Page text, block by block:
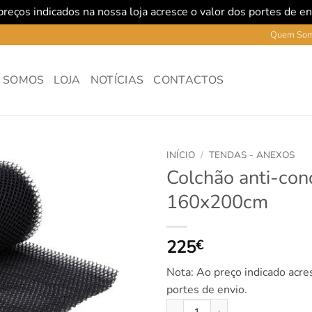
indicados na nossa loja acresce o valor dos portes de
Quem
LOJA NOTÍCIAS CONTACTOS
INÍCIO / TENDAS - ANEXOS
Colchão anti-
160x200cm
225€
Nota: Ao preço indicado
portes de envio.
Quantidade de Colchão anti-